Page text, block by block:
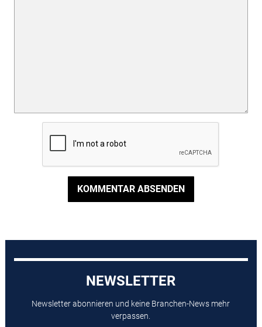
KOMMENTAR ABSENDEN
NEWSLETTER
Newsletter abonnieren und keine Branchen-News mehr
verpassen.